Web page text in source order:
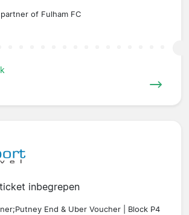
of Fulham FC
inbegrepen
End & Uber Voucher | Block P4